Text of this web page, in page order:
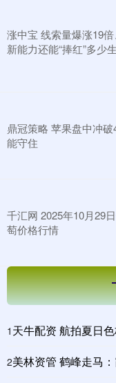
涨中宝 线索量爆涨19
新能力还能“捧红”多少
鼎冠策略 苹果盘中冲
能守住
千汇网 2025年10月29
萄价格行情
1 天牛配资 航拍夏日
2美林资管 鹤峰走马